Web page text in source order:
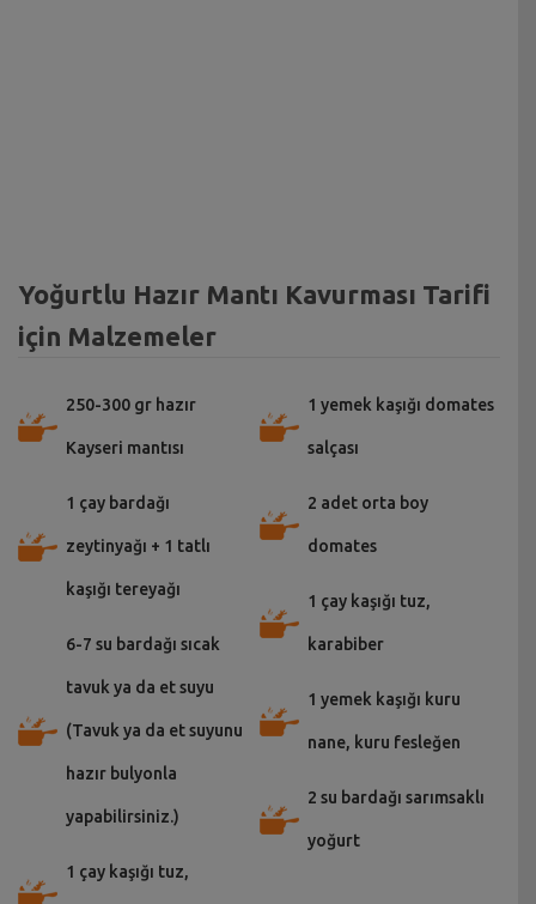
Yoğurtlu Hazır Mantı Kavurması Tarifi
için Malzemeler
250-300 gr hazır
Kayseri mantısı
1 çay bardağı
zeytinyağı + 1 tatlı
kaşığı tereyağı
6-7 su bardağı sıcak
tavuk ya da et suyu
(Tavuk ya da et suyunu
hazır bulyonla
yapabilirsiniz.)
1 çay kaşığı tuz,
1 yemek kaşığı domates
salçası
2 adet orta boy
domates
1 çay kaşığı tuz,
karabiber
1 yemek kaşığı kuru
nane, kuru fesleğen
2 su bardağı sarımsaklı
yoğurt